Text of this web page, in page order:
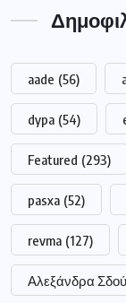
aade (56)
dypa (54)
Featured (293)
pasxa (52)
revma (127)
Αλεξάνδρα